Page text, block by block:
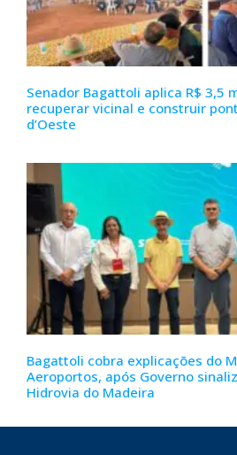
Senador Bagattoli aplica R$ 3,5
recuperar vicinal e construir
d’Oeste
Bagattoli cobra explicações do
Aeroportos, após Governo
Hidrovia do Madeira